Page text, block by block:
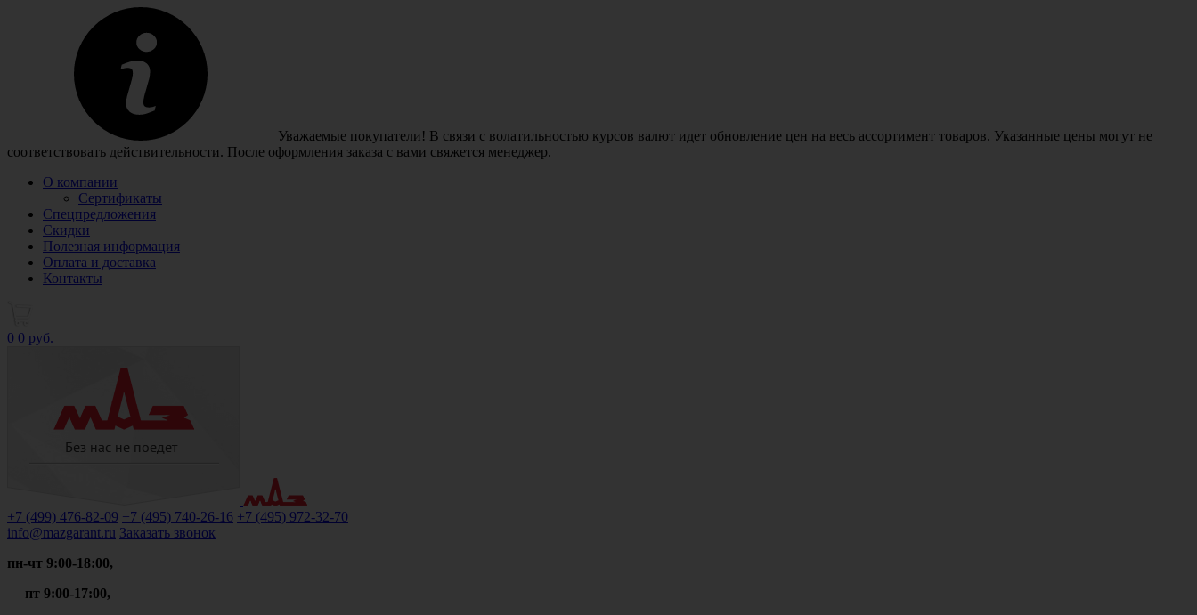
Уважаемые покупатели! В связи с волатильностью курсов валют идет обновление цен на весь ассортимент товаров. Указанные цены могут не
соответствовать действительности. После оформления заказа с вами свяжется менеджер.
О компании
Сертификаты
Спецпредложения
Скидки
Полезная информация
Оплата и доставка
Контакты
0 0 руб.
+7 (499) 476-82-09 +7 (495) 740-26-16 +7 (495) 972-32-70
info@mazgarant.ru Заказать звонок
пн-чт 9:00-18:00,
пт 9:00-17:00,